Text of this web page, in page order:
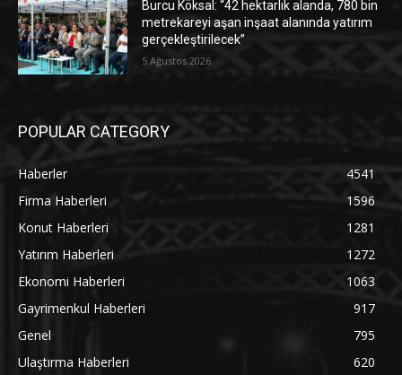
Burcu Köksal: “42 hektarlık alanda, 780 bin
metrekareyi aşan inşaat alanında yatırım
gerçekleştirilecek”
5 Ağustos 2026
POPULAR CATEGORY
Haberler
4541
Firma Haberleri
1596
Konut Haberleri
1281
Yatırım Haberleri
1272
Ekonomi Haberleri
1063
Gayrimenkul Haberleri
917
Genel
795
Ulaştırma Haberleri
620